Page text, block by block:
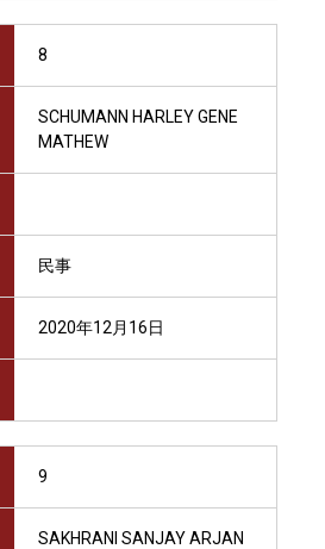
8
SCHUMANN HARLEY GENE
MATHEW
民事
2020年12月16日
9
SAKHRANI SANJAY ARJAN